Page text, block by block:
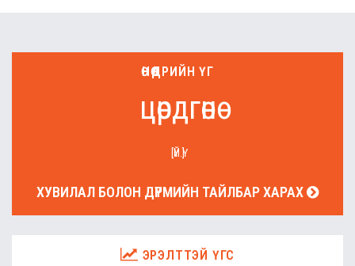
ӨНӨӨДРИЙН ҮГ
цөрдгөнө
[ҮЙ.Ү]
ХУВИЛАЛ БОЛОН ДҮРМИЙН ТАЙЛБАР ХАРАХ
ЭРЭЛТТЭЙ ҮГС